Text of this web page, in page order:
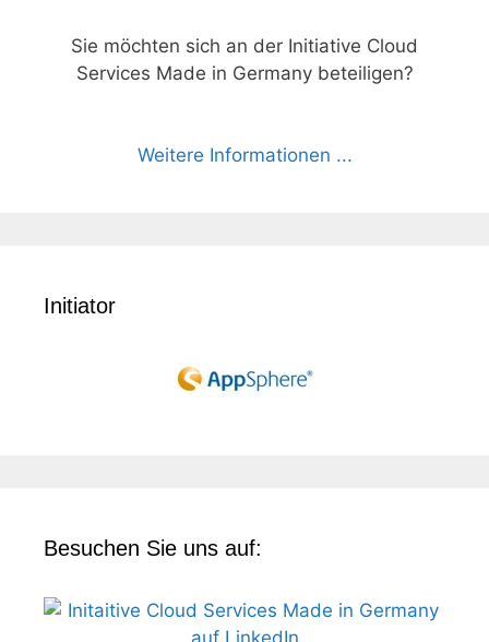
Sie möchten sich an der Initiative Cloud
Services Made in Germany beteiligen?
Weitere Informationen ...
Initiator
Besuchen Sie uns auf: